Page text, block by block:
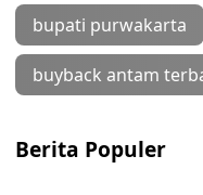
bupati purwakarta
buyback antam
Berita Populer